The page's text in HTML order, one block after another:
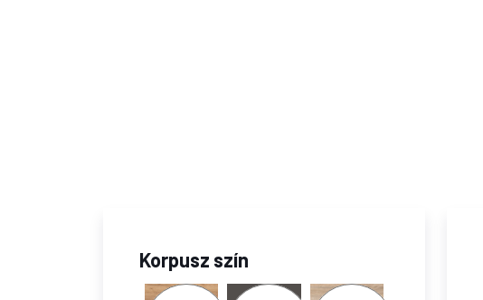
Korpusz szín